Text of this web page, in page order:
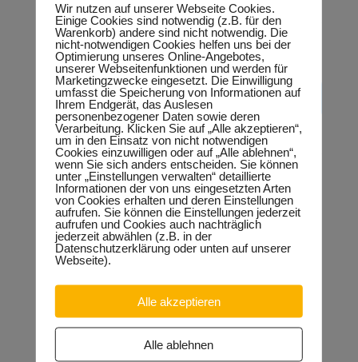
SIMILAR DOWNLOADS
No related download found!
Thomas Keindorf Updated 25.10.2021
Neueste Beiträge
Sondervermögen für die Europachaussee richtige
Entscheidung! 30.04.2026
26.03.2026
Orgacid-Altlasten: Bund und Land mit in der Verantwortung
15.02.2026
Halle: Sondervermögen Infrastruktur für die Europachaussee
Wir nutzen auf unserer Webseite Cookies.
Einige Cookies sind notwendig (z.B. für den
Warenkorb) andere sind nicht notwendig. Die
nicht-notwendigen Cookies helfen uns bei der
Optimierung unseres Online-Angebotes,
unserer Webseitenfunktionen und werden für
Marketingzwecke eingesetzt. Die Einwilligung
umfasst die Speicherung von Informationen auf
Ihrem Endgerät, das Auslesen
personenbezogener Daten sowie deren
Verarbeitung. Klicken Sie auf „Alle akzeptieren“,
um in den Einsatz von nicht notwendigen
Cookies einzuwilligen oder auf „Alle ablehnen“,
wenn Sie sich anders entscheiden. Sie können
unter „Einstellungen verwalten“ detaillierte
Informationen der von uns eingesetzten Arten
von Cookies erhalten und deren Einstellungen
aufrufen. Sie können die Einstellungen jederzeit
aufrufen und Cookies auch nachträglich
jederzeit abwählen (z.B. in der
Datenschutzerklärung oder unten auf unserer
Webseite).
Alle akzeptieren
Alle ablehnen